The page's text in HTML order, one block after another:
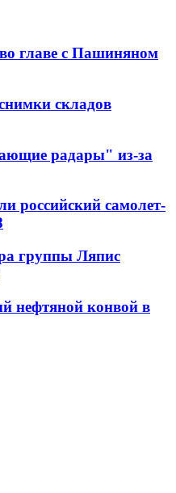
главе с Пашиняном
складов
радары" из-за
российский самолет-
группы Ляпис
нефтяной конвой в